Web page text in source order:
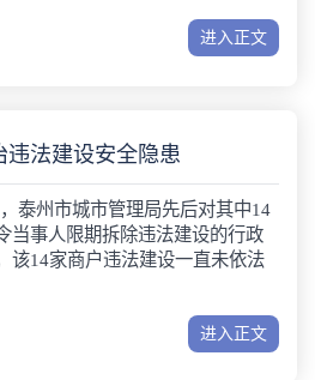
进入正文
法建设安全隐患
泰州市城市管理局先后对其中14
当事人限期拆除违法建设的行政
该14家商户违法建设一直未依法
进入正文